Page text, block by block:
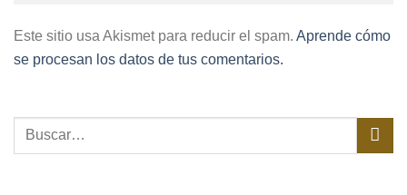
Este sitio usa Akismet para reducir el spam. Aprende cómo
se procesan los datos de tus comentarios.